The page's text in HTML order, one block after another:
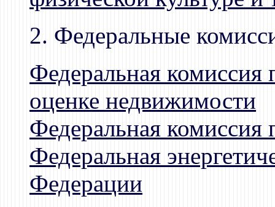
2. Федеральные
Федеральная
оценке недвижимости
Федеральная
Федеральная
Федерации